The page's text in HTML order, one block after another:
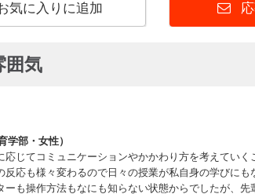
気に入りに追加
囲気
学部・女性）
応じてコミュニケーションやかかわり方を考えてい
反応も様々変わるので日々の授業が私自身の学びに
ーも操作方法もなにも知らない状態からでしたが、